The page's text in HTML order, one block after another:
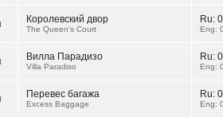
Королевский двор
The Queen's Court
Ru:
Eng:
Вилла Парадизо
Villa Paradiso
Ru:
Eng:
Перевес багажа
Excess Baggage
Ru:
Eng: